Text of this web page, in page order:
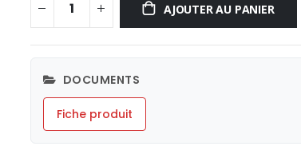
AJOUTER AU PANIER
DOCUMENTS
Fiche produit